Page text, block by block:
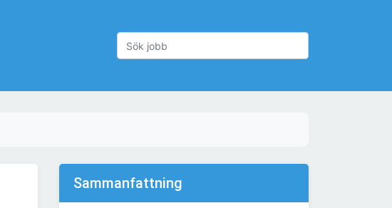
Sammanfattning